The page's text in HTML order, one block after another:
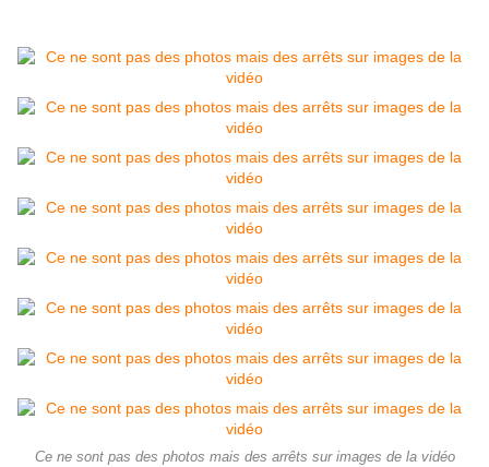
Ce ne sont pas des photos mais des arrêts sur images de la vidéo